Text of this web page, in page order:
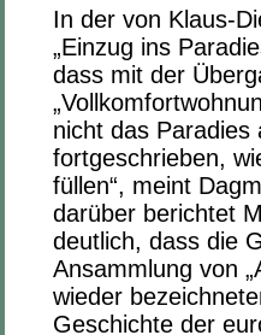
In der von Klaus-
„Einzug ins
dass mit der
nicht das Paradies
fortgeschrieben,
füllen“, meint
darüber berichtet
deutlich, dass die
Ansammlung von
wieder
Geschichte der